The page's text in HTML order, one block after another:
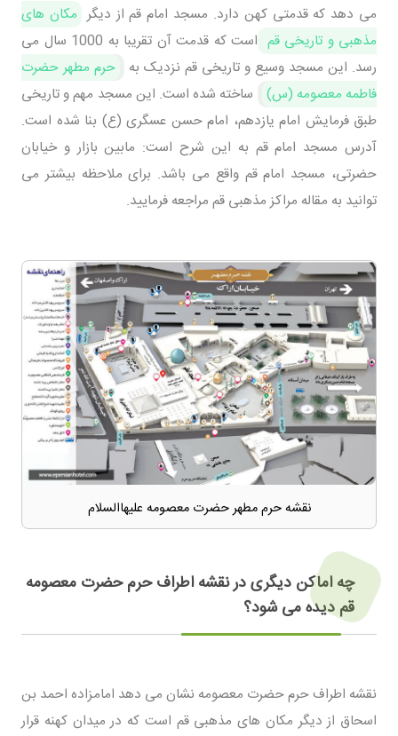
می دهد که قدمتی کهن دارد. مسجد امام قم از دیگر مکان های
مذهبی و تاریخی قم
است که قدمت آن تقریبا به 1000 سال می
رسد. این مسجد وسیع و تاریخی قم نزدیک به
حرم مطهر حضرت
فاطمه معصومه (س)
ساخته شده است. این مسجد مهم و تاریخی
طبق فرمایش امام یازدهم، امام حسن عسگری (ع) بنا شده است.
آدرس مسجد امام قم به این شرح است: مابین بازار و خیابان
حضرتی، مسجد امام قم واقع می باشد. برای ملاحظه بیشتر می
توانید به مقاله مراکز مذهبی قم مراجعه فرمایید.
نقشه حرم مطهر حضرت معصومه علیهاالسلام
چه اماکن دیگری در نقشه اطراف حرم حضرت معصومه
قم دیده می شود؟
نقشه اطراف حرم حضرت معصومه نشان می دهد امامزاده احمد بن
اسحاق از دیگر مکان های مذهبی قم است که در میدان کهنه قرار